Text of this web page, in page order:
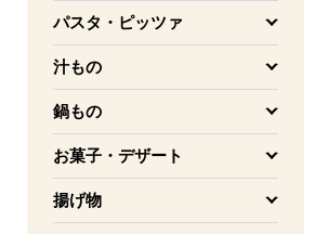
パスタ・ピッツァ
を開く
汁もの
を開く
鍋もの
を開く
お菓子・デザート
を開く
揚げ物
を開く